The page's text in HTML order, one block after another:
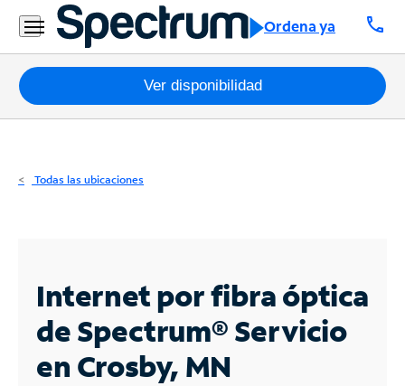
Ordena ya call
Residencial
Business
Paquetes
Internet
Business
Contáctanos
Ver disponibilidad
Todas las ubicaciones
Internet por fibra óptica
de Spectrum®Servicio
en Crosby, MN